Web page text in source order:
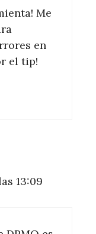
Me
en
el tip!
13:09